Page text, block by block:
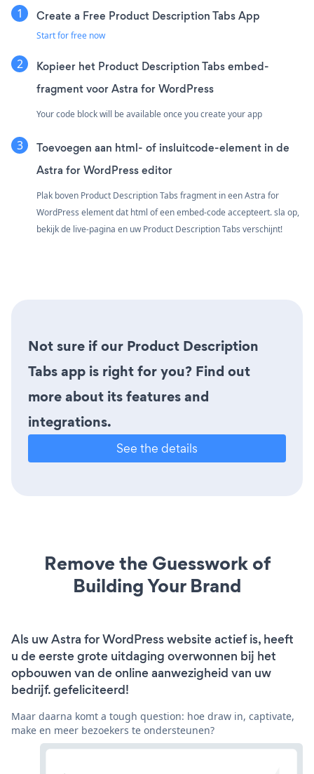
Create a Free Product Description Tabs App
Start for free now
Kopieer het Product Description Tabs embed-
fragment voor Astra for WordPress
Your code block will be available once you create your app
Toevoegen aan html- of insluitcode-element in de
Astra for WordPress editor
Plak boven Product Description Tabs fragment in een Astra for
WordPress element dat html of een embed-code accepteert. sla op,
bekijk de live-pagina en uw Product Description Tabs verschijnt!
Not sure if our Product Description
Tabs app is right for you? Find out
more about its features and
integrations.
See the details
Remove the Guesswork of
Building Your Brand
Als uw Astra for WordPress website actief is, heeft
u de eerste grote uitdaging overwonnen bij het
opbouwen van de online aanwezigheid van uw
bedrijf. gefeliciteerd!
Maar daarna komt a tough question: hoe draw in, captivate,
make en meer bezoekers te ondersteunen?